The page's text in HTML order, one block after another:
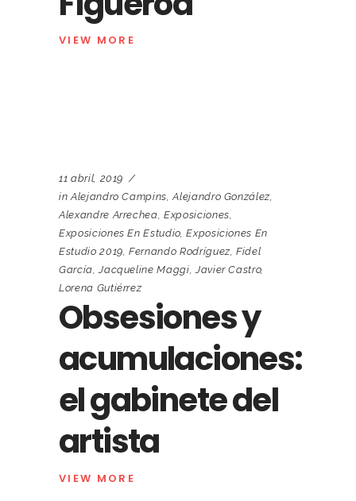
VIEW MORE
11 abril, 2019
in Alejandro Campins,Alejandro González,
Alexandre Arrechea,Exposiciones,
Exposiciones En Estudio,Exposiciones En
Estudio 2019,Fernando Rodríguez,Fidel
García,Jacqueline Maggi,Javier Castro,
Lorena Gutiérrez
Obsesiones y
acumulaciones:
el gabinete del
artista
VIEW MORE